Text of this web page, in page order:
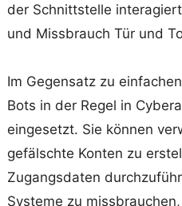
der Schnittstelle
und Missbrauch Tür und
Im Gegensatz zu
Bots in der Regel in
eingesetzt. Sie können
gefälschte Konten zu
Zugangsdaten
Systeme zu